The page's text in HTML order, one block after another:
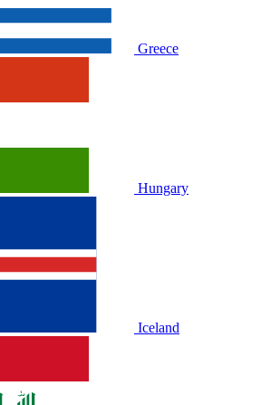
Greece
Hungary
Iceland